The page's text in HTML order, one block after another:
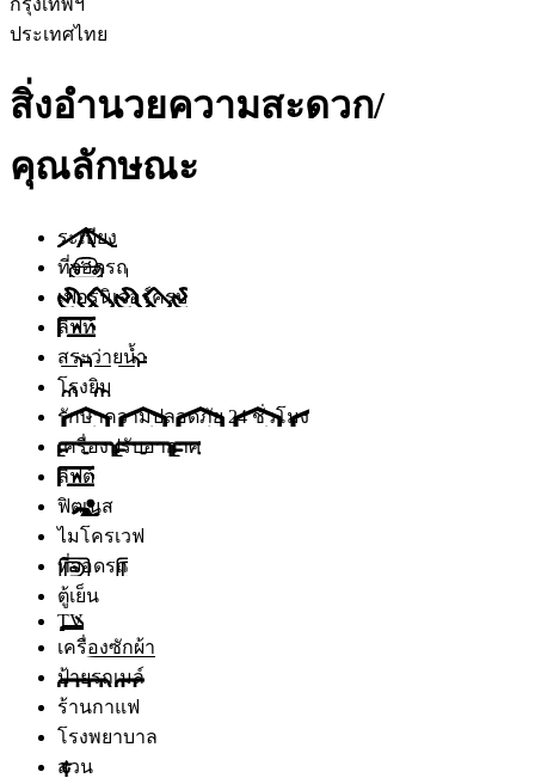
ประเทศไทย
สิ่งอำนวยความสะดวก/
คุณลักษณะ
ระเบียง
ที่จอดรถ
เฟอร์นิเจอร์ครบ
ลิฟท์
สระว่ายน้ำ
โรงยิม
รักษาความปลอดภัย 24 ชั่วโมง
เครื่องปรับอากาศ
ลิฟต์
ฟิตเนส
ไมโครเวฟ
ที่จอดรถ
ตู้เย็น
TV
เครื่องซักผ้า
ป้ายรถเมล์
ร้านกาแฟ
โรงพยาบาล
สวน